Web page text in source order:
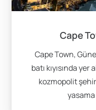
Güney Afrika’da dil
sahip olduğu
harika bir ortam sunar.
imkanı sağlayarak
hem de dil becerilerini
Johannesburg ise iş
Cape
Cape Town,
batı kıyısında
kozmopolit